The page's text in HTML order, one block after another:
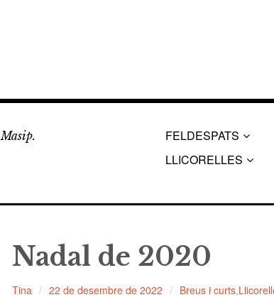
FELDESPATS
LLICORELLES
Nadal de 2020
Tina 22 de desembre de 2022 Breus i curts,